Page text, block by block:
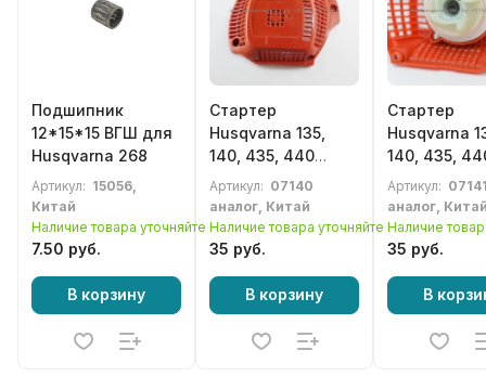
Подшипник
12*15*15 ВГШ для
Husqvarna 268
Артикул: 15056,
Китай
Наличие товара уточняйте
7.50 руб.
В корзину
Стартер
Husqvarna 135,
140, 435, 440
(обычный пуск) в
сборе
Артикул: 07140
аналог, Китай
Наличие товара уточняйте
35 руб.
В корзину
Стартер
Husqvarna
140, 435,
(легкий
сборе
Артикул:
аналог,
Наличие
35 руб.
В